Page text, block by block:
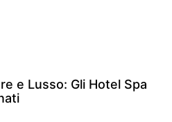
e Lusso: Gli Hotel Spa